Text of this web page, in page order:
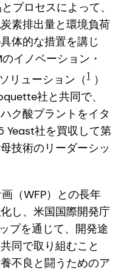
プロセスによって、
素排出量と環境負荷
体的な措置を講じ
イノベーション・
リューション（ 1 ）
社と共同で、
ク酸プラントをイタ
Yeast社を買収して第
技術のリーダーシッ
（WFP）との長年
し、米国国際開発庁
プを通じて、開発途
同で取り組むこと
不良と闘うためのア